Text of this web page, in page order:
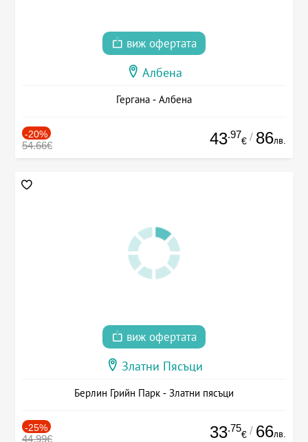
виж офертата
Албена
Гергана - Албена
-20%
54.66€ 43.97
€ / 86лв.
виж офертата
Златни Пясъци
Берлин Грийн Парк - Златни пясъци
-25%
44.99€ 33.75
€ / 66лв.